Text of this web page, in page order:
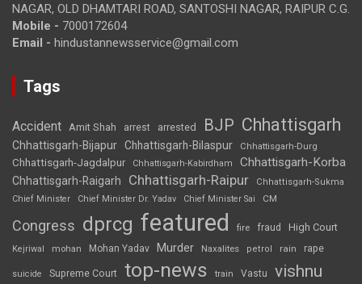
NAGAR, OLD DHAMTARI ROAD, SANTOSHI NAGAR, RAIPUR C.G.
Mobile - 7000172604
Email - hindustannewsservice@gmail.com
Tags
Accident Amit Shah arrest arrested BJP Chhattisgarh
Chhattisgarh-Bijapur Chhattisgarh-Bilaspur Chhattisgarh-Durg
Chhattisgarh-Jagdalpur Chhattisgarh-Kabirdham Chhattisgarh-Korba
Chhattisgarh-Raigarh Chhattisgarh-Raipur
Chhattisgarh-Sukma
Chief Minister
Chief Minister Dr. Yadav Chief Minister Sai CM
Congress dprcg featured fire fraud High Court
Kejriwal mohan Mohan Yadav Murder Naxalites petrol rain rape
suicide Supreme Court top-news train Vastu vishnu